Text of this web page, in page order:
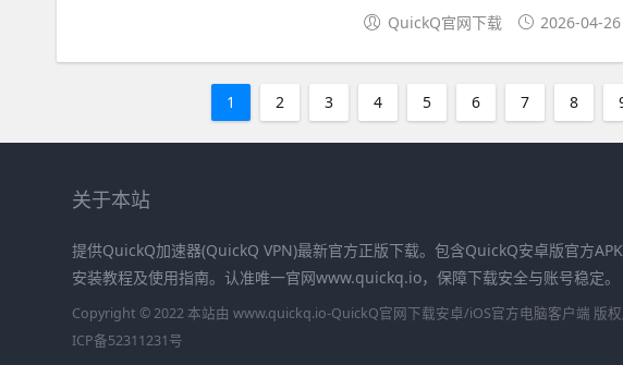
QuickQ官网下载 2026-04-26
1 2 3 4 5 6 7 8
关于本站
提供QuickQ加速器(QuickQ VPN)最新官方正版下载。包含QuickQ安卓版官方
安装教程及使用指南。认准唯一官网www.quickq.io，保障下载安全与账号稳定。
Copyright © 2022 本站由 www.quickq.io-QuickQ官网下载安卓/iOS官方电脑客户端 版
ICP备52311231号